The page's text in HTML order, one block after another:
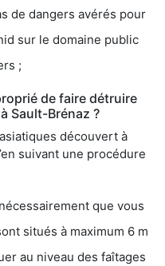
de dangers avérés pour
sur le domaine public
;
de faire détruire
Sault-Brénaz ?
découvert à
suivant une procédure
que vous
situés à maximum 6 m
au niveau des faîtages